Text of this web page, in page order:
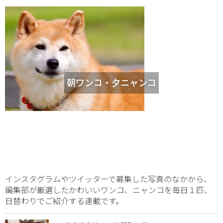
朝ワンコ・夕ニャンコ
インスタグラムやツイッターで募集した写真のなかから、
編集部が厳選したかわいいワンコ、ニャンコを毎日１匹、
日替わりでご紹介する連載です。